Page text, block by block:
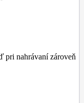
pri nahrávaní zároveň